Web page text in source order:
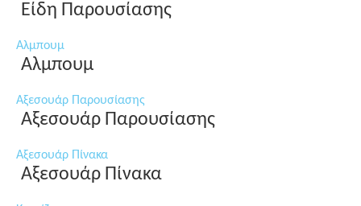
Είδη Παρουσίασης
Αλμπουμ
Αλμπουμ
Αξεσουάρ Παρουσίασης
Αξεσουάρ Παρουσίασης
Αξεσουάρ Πίνακα
Αξεσουάρ Πίνακα